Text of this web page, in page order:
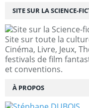
SITE SUR LA SCIENCE-
Site sur toute la
Cinéma, Livre, Jeux,
festivals de film
et conventions.
À PROPOS